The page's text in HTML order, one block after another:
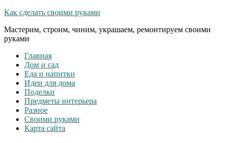
Как сделать своими руками
Мастерим, строим, чиним, украшаем, ремонтируем своими
руками
Главная
Дом и сад
Еда и напитки
Идеи для дома
Поделки
Предметы интерьера
Разное
Своими руками
Карта сайта